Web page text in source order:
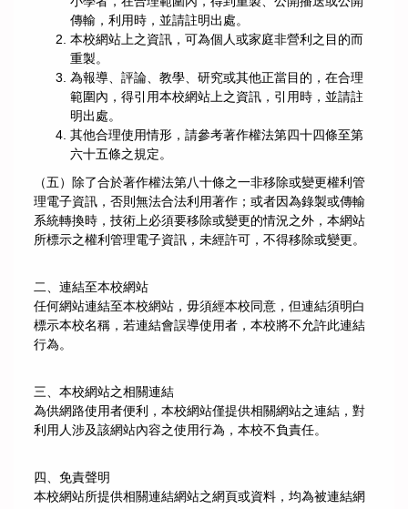
傳輸，利用時，並請註明出處。
本校網站上之資訊，可為個人或家庭非營利之目的而
重製。
為報導、評論、教學、研究或其他正當目的，在合理
範圍內，得引用本校網站上之資訊，引用時，並請註
明出處。
其他合理使用情形，請參考著作權法第四十四條至第
六十五條之規定。
（五）除了合於著作權法第八十條之一非移除或變更權利管
理電子資訊，否則無法合法利用著作；或者因為錄製或傳輸
系統轉換時，技術上必須要移除或變更的情況之外，本網站
所標示之權利管理電子資訊，未經許可，不得移除或變更。
二、連結至本校網站
任何網站連結至本校網站，毋須經本校同意，但連結須明白
標示本校名稱，若連結會誤導使用者，本校將不允許此連結
行為。
三、本校網站之相關連結
為供網路使用者便利，本校網站僅提供相關網站之連結，對
利用人涉及該網站內容之使用行為，本校不負責任。
四、免責聲明
本校網站所提供相關連結網站之網頁或資料，均為被連結網